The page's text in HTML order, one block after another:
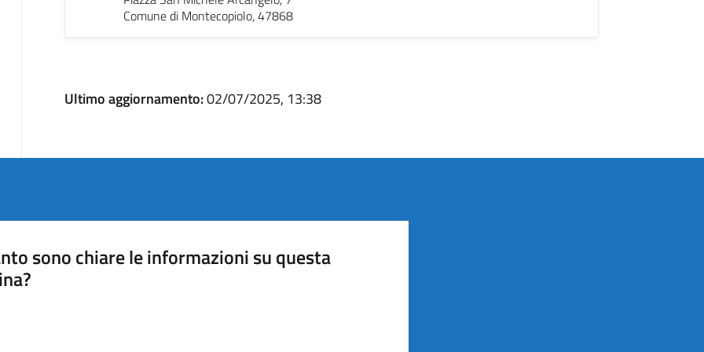
Comune di Montecopiolo, 47868
Ultimo aggiornamento:02/07/2025, 13:38
sono chiare le informazioni su questa
5 stelle su 5